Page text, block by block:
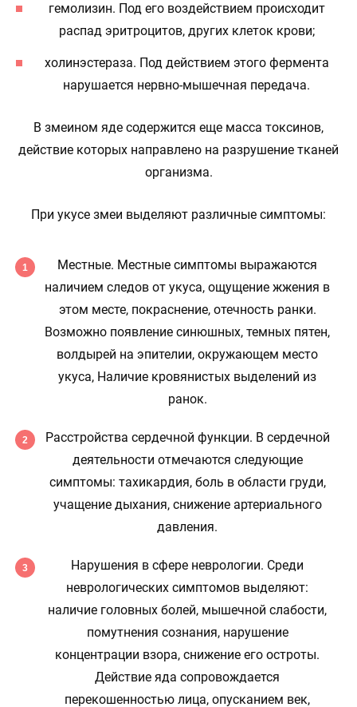
гемолизин. Под его воздействием происходит
распад эритроцитов, других клеток крови;
холинэстераза. Под действием этого фермента
нарушается нервно-мышечная передача.
В змеином яде содержится еще масса токсинов,
действие которых направлено на разрушение тканей
организма.
При укусе змеи выделяют различные симптомы:
Местные. Местные симптомы выражаются
наличием следов от укуса, ощущение жжения в
этом месте, покраснение, отечность ранки.
Возможно появление синюшных, темных пятен,
волдырей на эпителии, окружающем место
укуса, Наличие кровянистых выделений из
ранок.
Расстройства сердечной функции. В сердечной
деятельности отмечаются следующие
симптомы: тахикардия, боль в области груди,
учащение дыхания, снижение артериального
давления.
Нарушения в сфере неврологии. Среди
неврологических симптомов выделяют:
наличие головных болей, мышечной слабости,
помутнения сознания, нарушение
концентрации взора, снижение его остроты.
Действие яда сопровождается
перекошенностью лица, опусканием век,